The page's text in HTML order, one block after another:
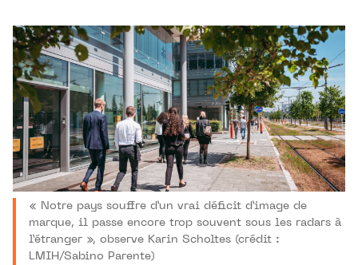
« Notre pays souffre d’un vrai déficit d’image de
marque, il passe encore trop souvent sous les radars à
l’étranger », observe Karin Scholtes (crédit :
LMIH/Sabino Parente)